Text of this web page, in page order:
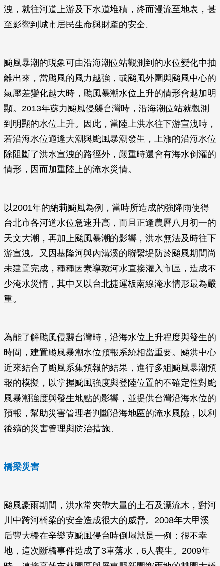
洩，就往河道上游及下水道堆積，終而漫流至地表，甚
至影響到城市居民生命與財產的安全。
颱風暴潮的現象可由沿海潮位站觀測到的水位變化中抽
離出來，當颱風的風力越強，或颱風外圍與颱風中心的
氣壓差變化越大時，颱風暴潮水位上升的情形會越加明
顯。2013年蘇力颱風侵襲台灣時，沿海潮位站就觀測
到明顯的水位上升。因此，當陸上洪水往下游宣洩時，
若沿海水位適逢大潮與颱風暴潮發生，上漲的沿海水位
除阻斷了洪水宣洩的路徑外，嚴重時還會有海水倒灌的
情形，因而加重陸上的淹水災情。
以2001年的納莉颱風為例，當時所造成的強降雨使得
台北市各河道水位急速升高，而且正逢農曆八月初一的
天文大潮，再加上颱風暴潮的影響，洪水無法及時往下
游宣洩。又因基隆河與內溝溪的聯繫堤防於颱風期間尚
未建置完成，種種因素導致河水直接灌入市區，造成不
少淹水災情，其中又以台北捷運板南線淹水情形最為嚴
重。
為能了解颱風侵襲台灣時，沿海水位上升程度與發生的
時間，建置颱風暴潮水位預報系統相當重要。颱洪中心
近來結合了颱風系集預報的結果，進行多組颱風暴潮預
報的模擬，以掌握颱風強度與登陸位置的不確定性對颱
風暴潮強度與發生地點的影響，並提供台灣沿海水位的
預報，幫助災害管理者判斷沿海地區的淹水風險，以利
後續的災害管理與防治措施。
橋梁災害
颱風豪雨期間，洪水常夾帶大量的土石及漂流木，對河
川中跨河橋梁的安全造成很大的威脅。2008年大甲溪
后豐大橋在辛樂克颱風侵台時倒塌就是一例；很不幸
地，這次斷橋事件造成了3車落水，6人喪生。2009年